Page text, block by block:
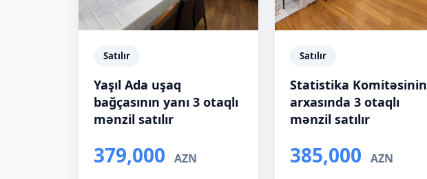
Satılır
Yaşıl Ada uşaq
bağçasının yanı 3 otaqlı
mənzil satılır
379,000 AZN
Satılır
Statistika Komitəsinin
arxasında 3 otaqlı
mənzil satılır
385,000 AZN